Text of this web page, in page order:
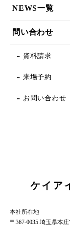
NEWS一覧
ケイア
本社所在地
〒367-0035 埼玉県本
問い合わせ
資料請求
来場予約
お問い合わせ